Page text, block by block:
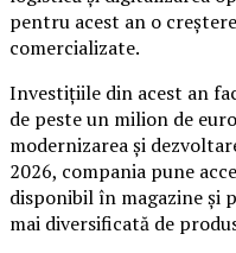
pentru acest an o
comercializate.
Investițiile din acest an
de peste un milion de
modernizarea și
2026, compania pune
disponibil în magazine și
mai diversificată de